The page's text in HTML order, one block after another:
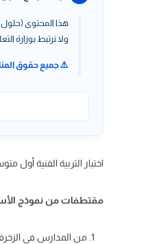
هذا المحتوى
ولا نرتبط بوزارة
⚠️ جميع حقوق
اختبار التربية الفنية أول متوسط الفترة الثانية ف1 ، نموذج اختبار
مقتطفات من نموذج
من المدارس في